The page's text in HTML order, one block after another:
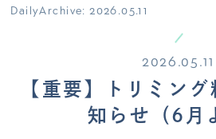
DailyArchive:2026.05.11
2026.05.11
【重要】トリミン
知らせ（6月